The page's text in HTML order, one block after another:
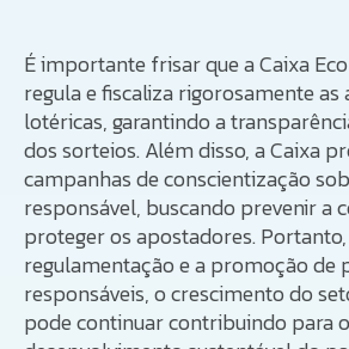
É importante frisar que a Caixa
regula e fiscaliza rigorosamente as
lotéricas, garantindo a
dos sorteios. Além disso, a Caixa
campanhas de conscientização
responsável, buscando prevenir a
proteger os apostadores.
regulamentação e a promoção de
responsáveis, o crescimento do
pode continuar contribuindo para o